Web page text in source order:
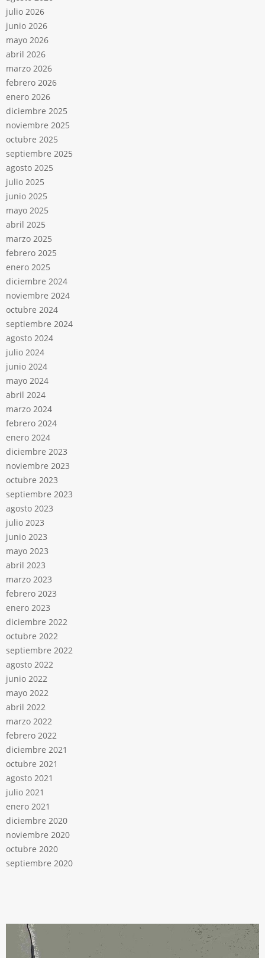
julio 2026
junio 2026
mayo 2026
abril 2026
marzo 2026
febrero 2026
enero 2026
diciembre 2025
noviembre 2025
octubre 2025
septiembre 2025
agosto 2025
julio 2025
junio 2025
mayo 2025
abril 2025
marzo 2025
febrero 2025
enero 2025
diciembre 2024
noviembre 2024
octubre 2024
septiembre 2024
agosto 2024
julio 2024
junio 2024
mayo 2024
abril 2024
marzo 2024
febrero 2024
enero 2024
diciembre 2023
noviembre 2023
octubre 2023
septiembre 2023
agosto 2023
julio 2023
junio 2023
mayo 2023
abril 2023
marzo 2023
febrero 2023
enero 2023
diciembre 2022
octubre 2022
septiembre 2022
agosto 2022
junio 2022
mayo 2022
abril 2022
marzo 2022
febrero 2022
diciembre 2021
octubre 2021
agosto 2021
julio 2021
enero 2021
diciembre 2020
noviembre 2020
octubre 2020
septiembre 2020